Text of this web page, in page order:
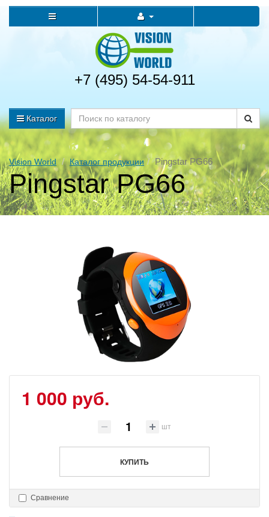
+7 (495) 54-54-911
Каталог
Vision World Каталог продукции Pingstar PG66
Pingstar PG66
1 000 руб.
шт
КУПИТЬ
Сравнение